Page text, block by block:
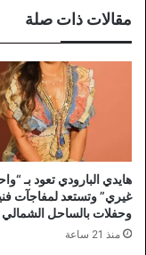
مقالات ذات صلة
هايدي البارودي تعود بـ
غيري” وتستعد لمفاجآت
وحفلات بالساحل الشمالي
منذ 21 ساعة